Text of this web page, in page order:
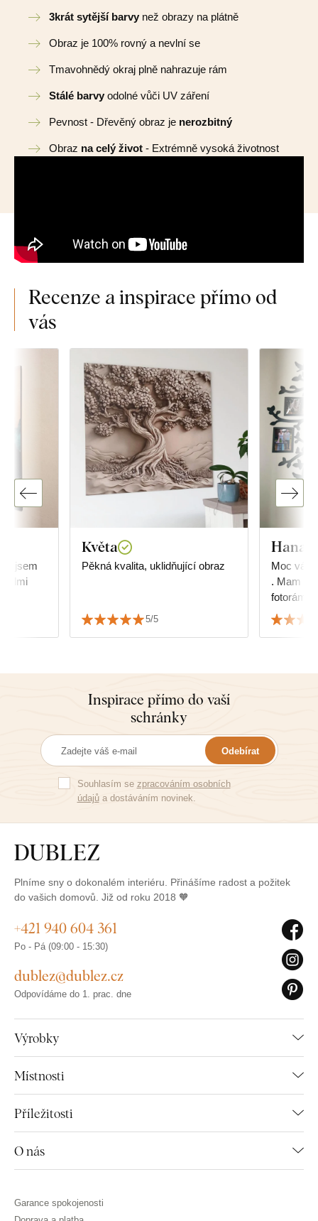
3krát sytější barvy než obrazy na plátně
Obraz je 100% rovný a nevlní se
Tmavohnědý okraj plně nahrazuje rám
Stálé barvy odolné vůči UV záření
Pevnost - Dřevěný obraz je nerozbitný
Obraz na celý život - Extrémně vysoká životnost
Recenze a inspirace přímo od
vás
jsem
velmi
Květa
Pěkná kvalita, uklidňující obraz
5/5
Hana
Moc vám
. Mam
👏
Inspirace přímo do vaší
schránky
Odebírat
Souhlasím se zpracováním osobních
údajůa dostáváním novinek.
Plníme sny o dokonalém interiéru. Přinášíme radost a požitek
do vašich domovů. Již od roku 2018 🧡
Výrobky
Místnosti
Příležitosti
O nás
+421 940 604 361
Po - Pá (09:00 - 15:30)
dublez@dublez.cz
Odpovídáme do 1. prac. dne
Garance spokojenosti